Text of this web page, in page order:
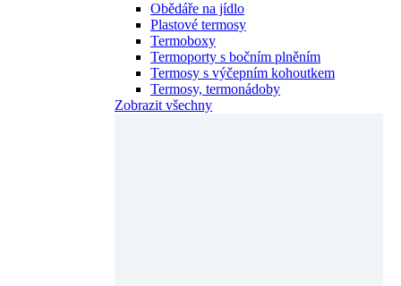
Obědáře na jídlo
Plastové termosy
Termoboxy
Termoporty s bočním plněním
Termosy s výčepním kohoutkem
Termosy, termonádoby
Zobrazit všechny